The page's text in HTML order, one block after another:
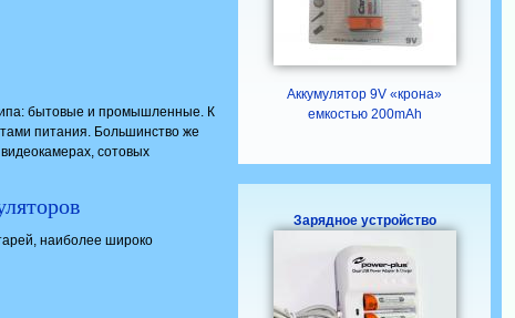
бытовые и промышленные. К
питания. Большинство же
сотовых
наиболее широко
Аккумулятор 9V «крона»
емкостью 200mAh
Зарядное устройство